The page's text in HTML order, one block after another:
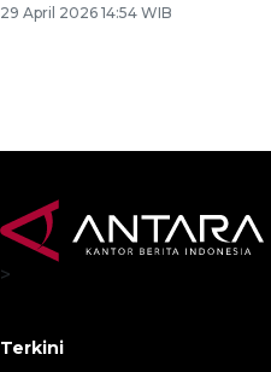
29 April 2026 14:54 WIB
>
Terkini